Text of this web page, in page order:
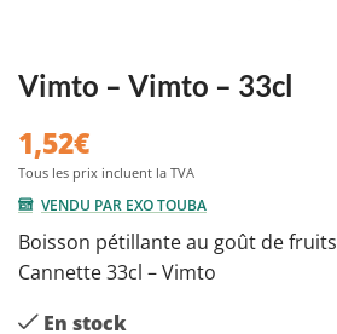
Vimto – Vimto – 33cl
1,52€
VENDU PAR EXO TOUBA
Boisson pétillante au goût de fruits
Cannette 33cl – Vimto
En stock